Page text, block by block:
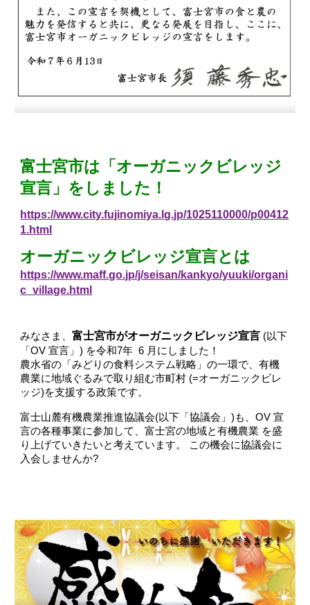
富士宮市は「オーガニックビレッジ
宣言」をしました！
https://www.city.fujinomiya.lg.jp/1025110000/p00412
1.html
オーガニックビレッジ宣言とは
https://www.maff.go.jp/j/seisan/kankyo/yuuki/organi
c_village.html
みなさま、富士宮市がオーガニックビレッジ宣言 (以下
「OV 宣言」) を令和7年 6 月にしました！
農水省の「みどりの食料システム戦略」の一環で、有機
農業に地域ぐるみで取り組む市町村 (=オーガニックビレ
ッジ)を支援する政策です。
富士山麓有機農業推進協議会(以下「協議会」)も、OV 宣
言の各種事業に参加して、富士宮の地域と有機農業 を盛
り上げていきたいと考えています。 この機会に協議会に
入会しませんか?